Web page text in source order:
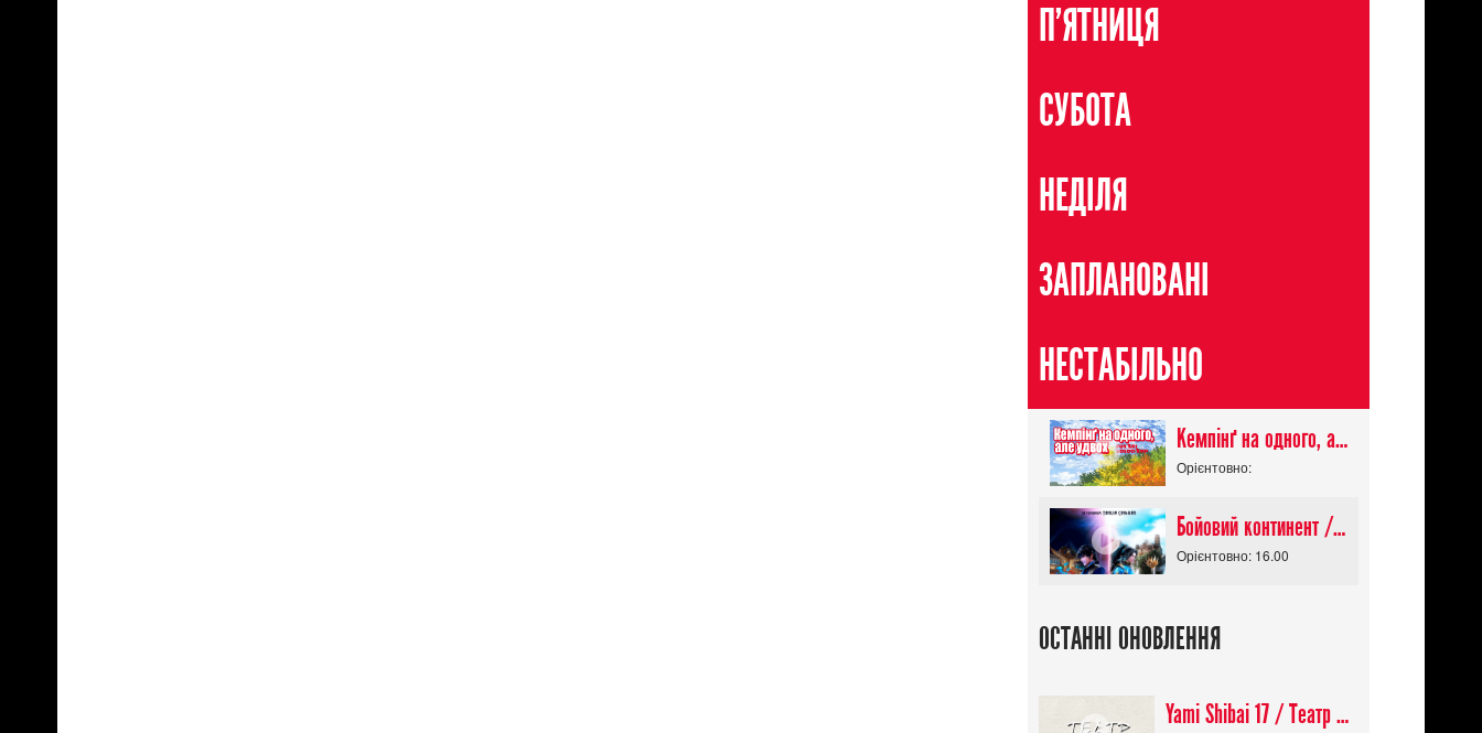
П'ЯТНИЦЯ
СУБОТА
НЕДІЛЯ
ЗАПЛАНОВАНІ
НЕСТАБІЛЬНО
Кемпінґ на одного, але удвох / Futari Solo Camp
Орієнтовно:
Бойовий континент / Douluo Dalu
Орієнтовно: 16.00
ОСТАННІ ОНОВЛЕННЯ
Yami Shibai 17 / Театр Мороку 17